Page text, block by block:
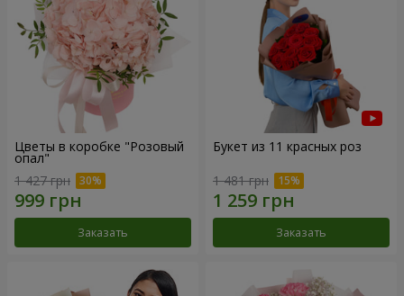
Цветы в коробке "Розовый
опал"
1 427 грн
Заказать
Букет из 11 красных роз
1 481 грн
Заказать